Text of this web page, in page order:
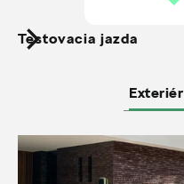
Testovacia jazda
Exteriér